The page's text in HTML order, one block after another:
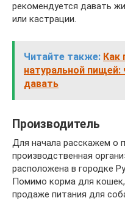
рекомендуется давать
или кастрации.
Читайте также: Как
натуральной
давать
Производитель
Для начала расскажем о
производственная
расположена в городке
Помимо корма для кошек,
продаже питания для